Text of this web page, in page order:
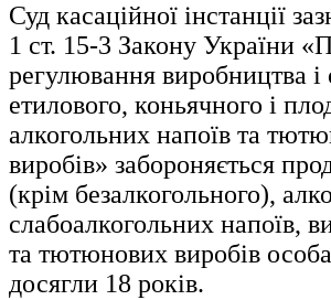
Суд касаційної інстанції
1 ст. 15-3 Закону України
регулювання виробництва і
етилового, коньячного і
алкогольних напоїв та
виробів» забороняється
(крім безалкогольного),
слабоалкогольних напоїв,
та тютюнових виробів
досягли 18 років.